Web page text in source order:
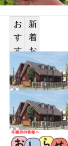
募集
ルテキスト。
お
す
す
め
記
事
新
着
お
知
ら
せ